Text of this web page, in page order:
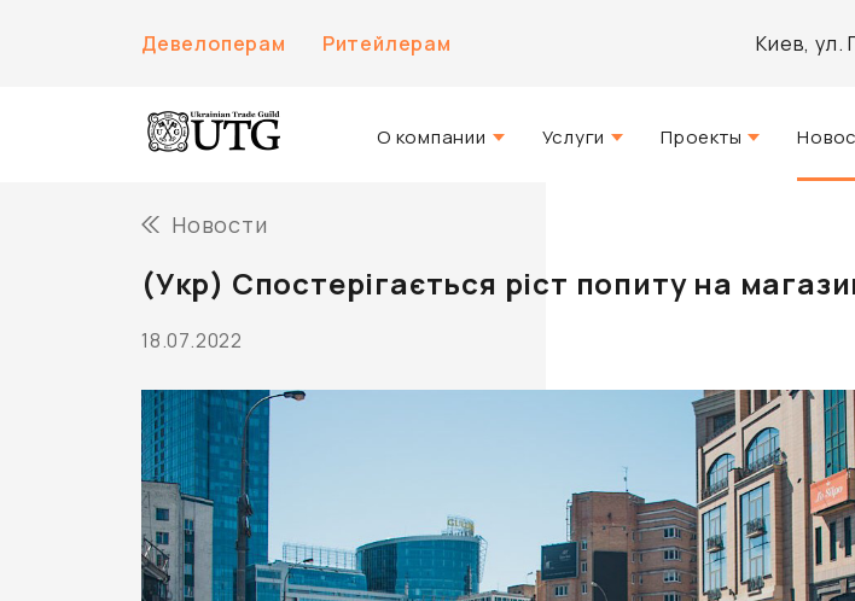
Девелоперам Ритейлерам Киев, ул.
О компании
Команда UTG
Услуги
Агентские услуги
Инвестиционно-аналитический
Маркетинг и PR
Проекты
Разработанные
Новости
(Укр) Спостерігається ріст попиту на
18.07.2022